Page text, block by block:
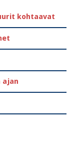
kohtaavat
ajan